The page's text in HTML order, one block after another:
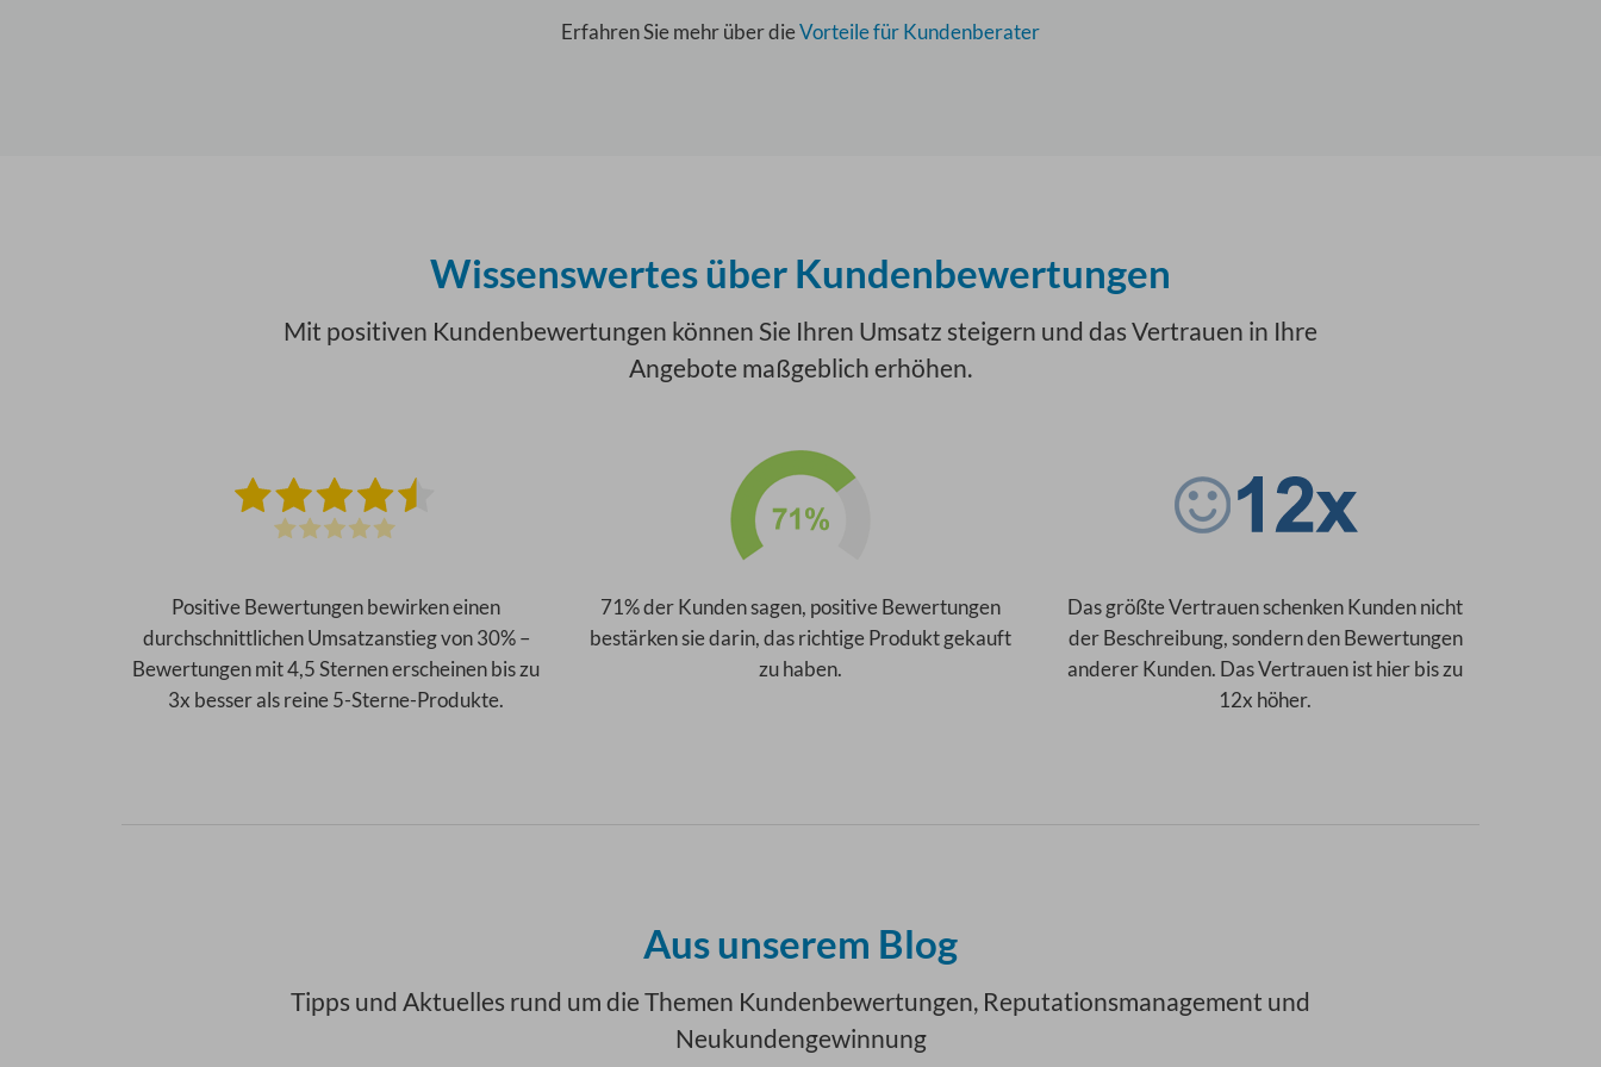
Erfahren Sie mehr über dieVorteile für Kundenberater
Wissenswertes über Kundenbewertungen
Mit positiven Kundenbewertungen können Sie Ihren Umsatz steigern und das Vertrauen in Ihre
Angebote maßgeblich erhöhen.
Positive Bewertungen bewirken einen
durchschnittlichen Umsatzanstieg von 30% –
Bewertungen mit 4,5 Sternen erscheinen bis zu
3x besser als reine 5-Sterne-Produkte.
71% der Kunden sagen, positive Bewertungen
bestärken sie darin, das richtige Produkt gekauft
zu haben.
Das größte Vertrauen schenken Kunden nicht
der Beschreibung, sondern den Bewertungen
anderer Kunden. Das Vertrauen ist hier bis zu
12x höher.
Aus unserem Blog
Tipps und Aktuelles rund um die Themen Kundenbewertungen, Reputationsmanagement und
Neukundengewinnung